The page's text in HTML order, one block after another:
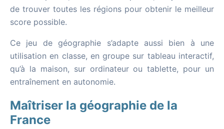
de trouver toutes les régions pour obtenir le meilleur
score possible.
Ce jeu de géographie s’adapte aussi bien à une
utilisation en classe, en groupe sur tableau interactif,
qu’à la maison, sur ordinateur ou tablette, pour un
entraînement en autonomie.
Maîtriser la géographie de la
France